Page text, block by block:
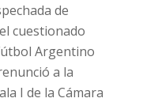
de
cuestionado
Argentino
a la
I de la Cámara